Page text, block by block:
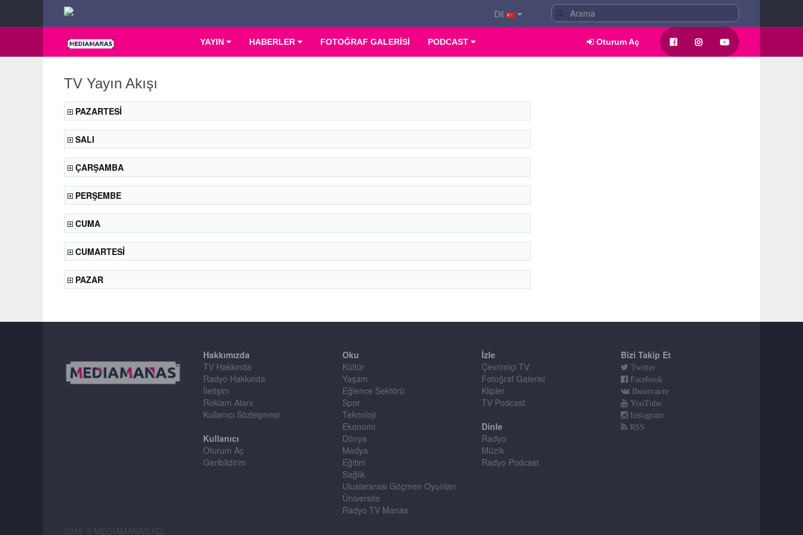
Dil
YAYIN HABERLER FOTOĞRAF GALERİSİ PODCAST Oturum Aç
TV Yayın Akışı
PAZARTESİ
SALI
ÇARŞAMBA
PERŞEMBE
CUMA
CUMARTESİ
PAZAR
Hakkımızda
TV Hakkında
Radyo Hakkında
İletişim
Reklam Alanı
Kullanıcı Sözleşmesi
Kullanıcı
Oturum Aç
Geribildirim
Oku
Kültür
Yaşam
Eğlence Sektörü
Spor
Teknoloji
Ekonomi
Dünya
Medya
Eğitim
Sağlık
Uluslararası Göçmen Oyunları
Üniversite
Radyo TV Manas
İzle
Çevrimiçi TV
Fotoğraf Galerisi
Klipler
TV Podcast
Dinle
Radyo
Müzík
Radyo Podcast
Bizi Takip Et
Twitter
Facebook
Вконтакте
YouTube
Instagram
RSS
2015 © MEDIAMANAS.KG.